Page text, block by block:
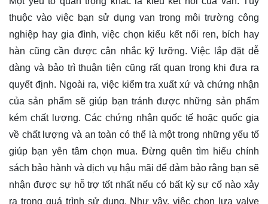
thuộc vào việc bạn sử dụng van trong môi trường công
nghiệp hay gia đình, việc chọn kiểu kết nối ren, bích hay
hàn cũng cần được cân nhắc kỹ lưỡng. Việc lắp đặt dễ
dàng và bảo trì thuận tiện cũng rất quan trọng khi đưa ra
quyết định. Ngoài ra, việc kiểm tra xuất xứ và chứng nhận
của sản phẩm sẽ giúp bạn tránh được những sản phẩm
kém chất lượng. Các chứng nhận quốc tế hoặc quốc gia
về chất lượng và an toàn có thể là một trong những yếu tố
giúp bạn yên tâm chọn mua. Đừng quên tìm hiểu chính
sách bảo hành và dịch vụ hậu mãi để đảm bảo rằng bạn sẽ
nhận được sự hỗ trợ tốt nhất nếu có bất kỳ sự cố nào xảy
ra trong quá trình sử dụng. Như vậy, việc chọn lựa valve